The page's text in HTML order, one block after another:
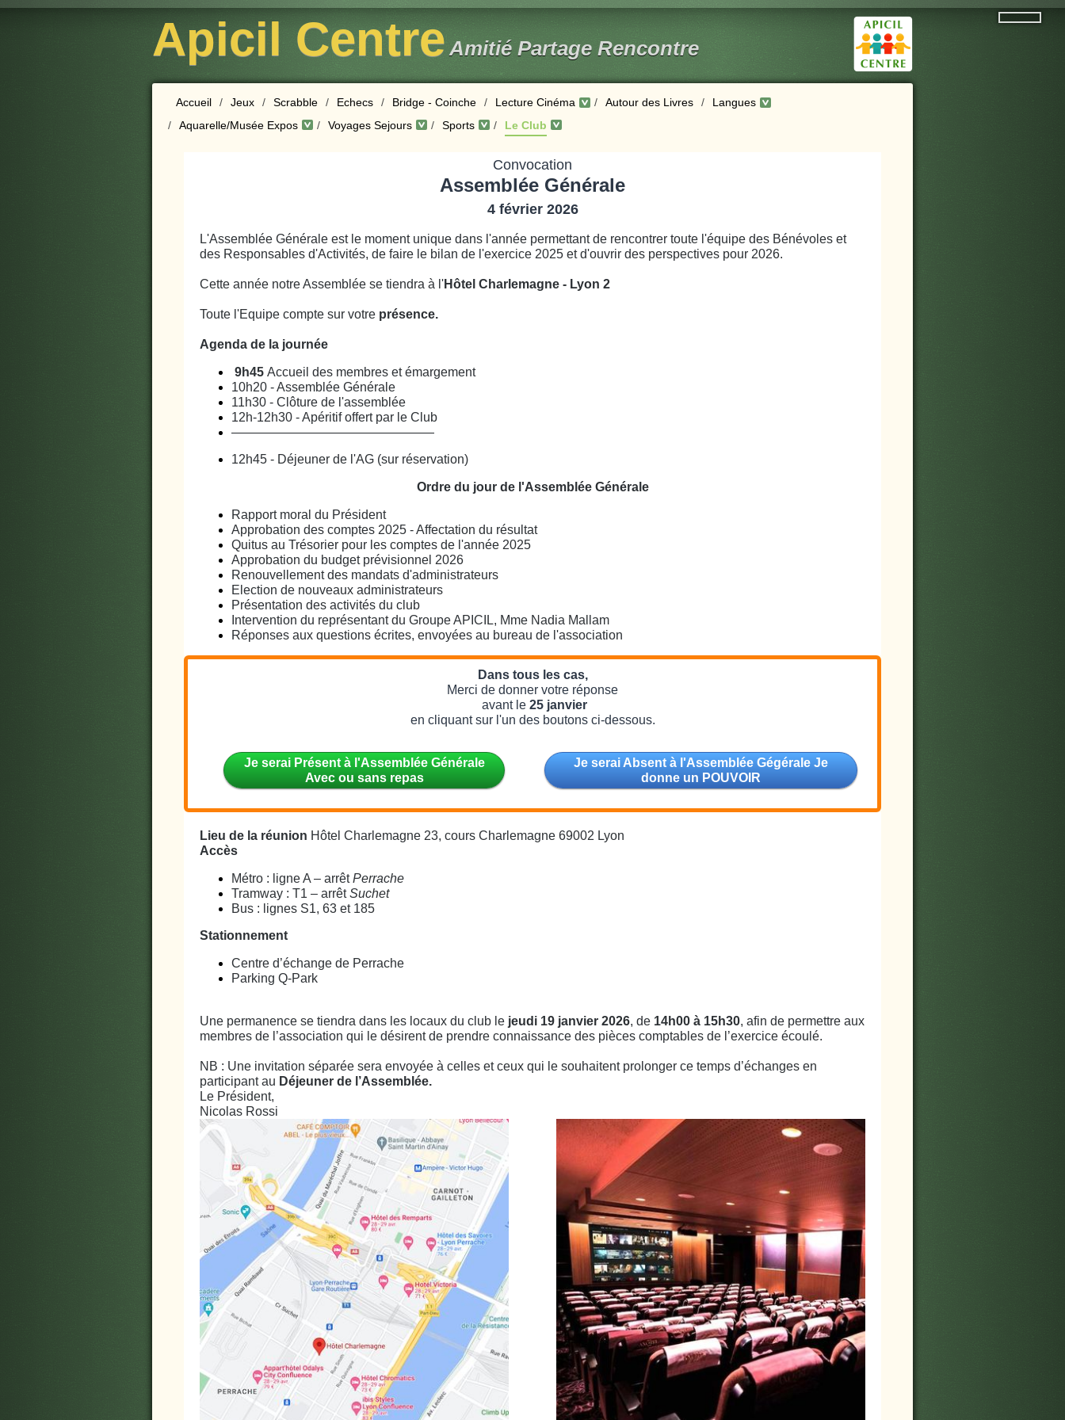
Apicil Centre Amitié Partage Rencontre
Accueil / Jeux / Scrabble / Echecs / Bridge - Coinche / Lecture Cinéma / Autour des Livres /
Langues
/
Aquarelle/Musée Expos / Voyages Sejours / Sports / Le Club
Convocation
Assemblée Générale
4 février 2026
L'Assemblée Générale est le moment unique dans l'année permettant de rencontrer toute l'équipe des Bénévoles et
des Responsables d'Activités, de faire le bilan de l'exercice 2025 et d'ouvrir des perspectives pour 2026.
Cette année notre Assemblée se tiendra à l'Hôtel Charlemagne - Lyon 2
Toute l'Equipe compte sur votre présence.
Agenda de la journée
9h45 Accueil des membres et émargement
10h20 - Assemblée Générale
11h30 - Clôture de l'assemblée
12h-12h30 - Apéritif offert par le Club
————————————————
12h45 - Déjeuner de l'AG (sur réservation)
Ordre du jour de l'Assemblée Générale
Rapport moral du Président
Approbation des comptes 2025 - Affectation du résultat
Quitus au Trésorier pour les comptes de l'année 2025
Approbation du budget prévisionnel 2026
Renouvellement des mandats d'administrateurs
Election de nouveaux administrateurs
Présentation des activités du club
Intervention du représentant du Groupe APICIL, Mme Nadia Mallam
Réponses aux questions écrites, envoyées au bureau de l'association
Dans tous les cas,
Merci de donner votre réponse
avant le 25 janvier
en cliquant sur l'un des boutons ci-dessous.
Je serai Présent à l'Assemblée Générale
Avec ou sans repas
Je serai Absent à l'Assemblée Gégérale Je
donne un POUVOIR
Lieu de la réunion Hôtel Charlemagne 23, cours Charlemagne 69002 Lyon
Accès
Métro : ligne A – arrêtPerrache
Tramway : T1 – arrêtSuchet
Bus : lignes S1, 63 et 185
Stationnement
Centre d’échange de Perrache
Parking Q-Park
Une permanence se tiendra dans les locaux du club le jeudi 19 janvier 2026, de 14h00 à 15h30, afin de permettre aux
membres de l’association qui le désirent de prendre connaissance des pièces comptables de l’exercice écoulé.
NB : Une invitation séparée sera envoyée à celles et ceux qui le souhaitent prolonger ce temps d’échanges en
participant au Déjeuner de l’Assemblée.
Le Président,
Nicolas Rossi